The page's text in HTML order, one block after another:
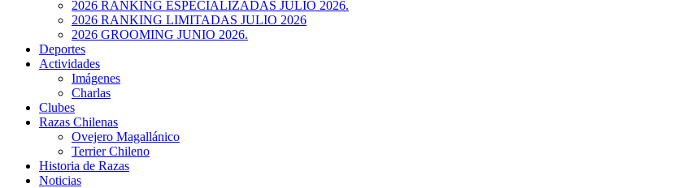
2026 RANKING ESPECIALIZADAS JULIO 2026.
2026 RANKING LIMITADAS JULIO 2026
2026 GROOMING JUNIO 2026.
Deportes
Actividades
Imágenes
Charlas
Clubes
Razas Chilenas
Ovejero Magallánico
Terrier Chileno
Historia de Razas
Noticias